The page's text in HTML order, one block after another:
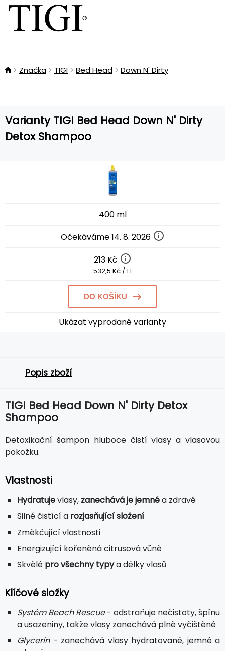
Značka TIGI Bed Head Down N' Dirty
Varianty TIGI Bed Head Down N' Dirty
Detox Shampoo
400 ml
Očekáváme 14. 8. 2026
213 Kč
532,5 Kč / 1 l
DO KOŠÍKU
Ukázat vyprodané varianty
Popis zboží
TIGI Bed Head Down N' Dirty Detox
Shampoo
Detoxikační šampon hluboce čistí vlasy a vlasovou
pokožku.
Vlastnosti
Hydratujevlasy, zanechává je jemnéa zdravé
Silné čistící a rozjasňující složení
Změkčující vlastnosti
Energizující kořeněná citrusová vůně
Skvělé pro všechny typya délky vlasů
Klíčové složky
Systém Beach Rescue- odstraňuje nečistoty, špínu
a usazeniny, takže vlasy zanechává plně vyčištěné
Glycerin- zanechává vlasy hydratované, jemné a